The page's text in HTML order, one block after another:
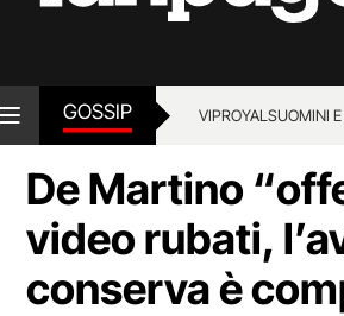
GOSSIP VIPROYALSUOMINI
De Martino
video rubati,
conserva è